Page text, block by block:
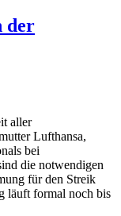
der
aller
Lufthansa,
bei
die notwendigen
für den Streik
läuft formal noch bis